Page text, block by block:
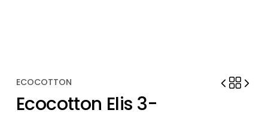
ECOCOTTON
Ecocotton Elis 3-